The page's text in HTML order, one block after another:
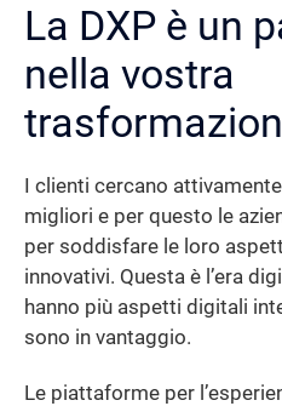
La DXP è un
nella vostra
I clienti cercano
migliori e per questo le
per soddisfare le loro
innovativi. Questa è l’era
hanno più aspetti digitali
sono in vantaggio.
Le piattaforme per